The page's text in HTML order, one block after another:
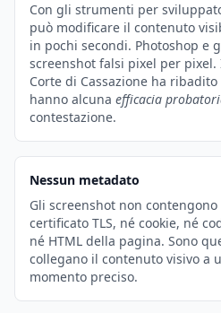
Con gli strumenti per
può modificare il contenuto
in pochi secondi. Photoshop e
screenshot falsi pixel per
Corte di Cassazione ha
hanno alcuna efficacia
contestazione.
Nessun metadato
Gli screenshot non contengono
certificato TLS, né cookie, né
né HTML della pagina. Sono
collegano il contenuto visivo a
momento preciso.